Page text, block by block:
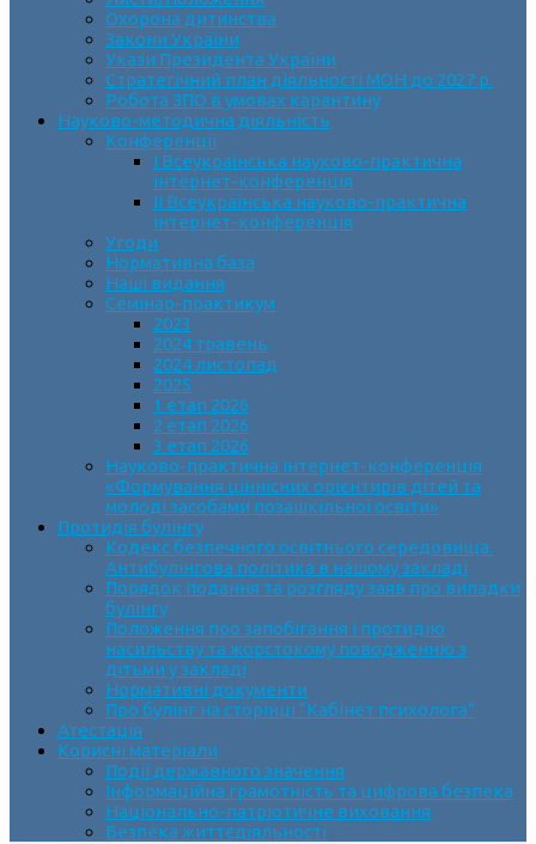
Охорона дитинства
Закони України
Укази Президента України
Стратегічний план діяльності МОН до 2027 р.
Робота ЗПО в умовах карантину
Науково-методична діяльність
Конференції
І Всеукраїнська науково-практична
інтернет-конференція
ІІ Всеукраїнська науково-практична
інтернет-конференція
Угоди
Нормативна база
Наші видання
Семінар-практикум
2023
2024 травень
2024 листопад
2025
1 етап 2026
2 етап 2026
3 етап 2026
Науково-практична інтернет-конференція
«Формування ціннісних орієнтирів дітей та
молоді засобами позашкільної освіти»
Протидія булінгу
Кодекс безпечного освітнього середовища.
Антибулінгова політика в нашому закладі
Порядок подання та розгляду заяв про випадки
булінгу
Положення про запобігання і протидію
насильству та жорстокому поводженню з
дітьми у закладі
Нормативні документи
Про булінг на сторінці “Кабінет психолога”
Атестація
Корисні матеріали
Події державного значення
Інформаційна грамотність та цифрова безпека
Національно-патріотичне виховання
Безпека життєдіяльності